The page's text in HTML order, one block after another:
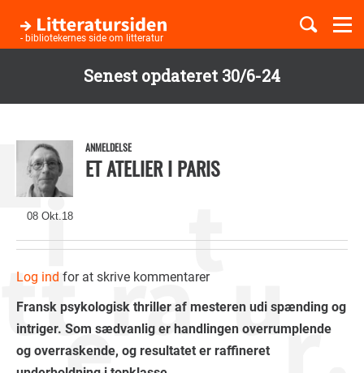
Senest opdateret 30/6-24
hovedindhold
- bibliotekernes side om litteratur
Børnebøger
08 Okt.18
ANMELDELSE
ET ATELIER I PARIS
Log ind for at skrive kommentarer
Fransk psykologisk thriller af mesteren udi spænding og
intriger. Som sædvanlig er handlingen overrumplende
og overraskende, og resultatet er raffineret